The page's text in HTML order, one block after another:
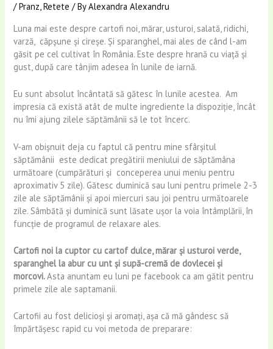
/Pranz,Retete / ByAlexandra Alexandru
Luna mai este despre cartofi noi, mărar, usturoi, salată, ridichi,
varză, căpșune și cireșe. Și sparanghel, mai ales de când l-am
găsit pe cel cultivat în România. Este despre hrană cu viață și
gust, după care tânjim adesea în lunile de iarnă.
Eu sunt absolut încântată să gătesc în lunile acestea. Am
impresia că există atât de multe ingrediente la dispoziție, încât
nu îmi ajung zilele săptămânii să le tot încerc.
V-am obișnuit deja cu faptul că pentru mine sfârșitul
săptămânii este dedicat pregătirii meniului de săptămâna
următoare (cumpărături și conceperea unui meniu pentru
aproximativ 5 zile). Gătesc duminică sau luni pentru primele 2-3
zile ale săptămânii și apoi miercuri sau joi pentru următoarele
zile. Sâmbătă și duminică sunt lăsate ușor la voia întâmplării, în
funcție de programul de relaxare ales.
Cartofi noi la cuptor cu cartof dulce, mărar și usturoi verde,
sparanghel la abur cu unt și supă-cremă de dovlecei și
morcovi.Asta anuntam eu luni pe facebook ca am gătit pentru
primele zile ale saptamanii.
Cartofii au fost delicioși și aromați, așa că mă gândesc să
împărtășesc rapid cu voi metoda de preparare: